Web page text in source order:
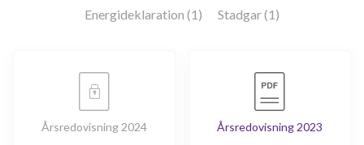
Energideklaration (1)
Stadgar (1)
Årsredovisning 2024 Årsredovisning 2023